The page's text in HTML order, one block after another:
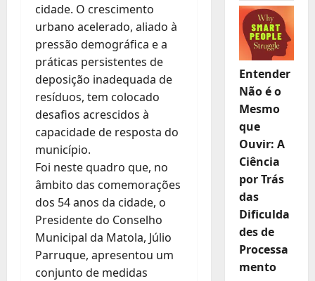
cidade. O crescimento
urbano acelerado, aliado à
pressão demográfica e a
práticas persistentes de
deposição inadequada de
resíduos, tem colocado
desafios acrescidos à
capacidade de resposta do
município.
Foi neste quadro que, no
âmbito das comemorações
dos 54 anos da cidade, o
Presidente do Conselho
Municipal da Matola, Júlio
Parruque, apresentou um
conjunto de medidas
Entender
Não é o
Mesmo
que
Ouvir: A
Ciência
por Trás
das
Dificulda
des de
Processa
mento